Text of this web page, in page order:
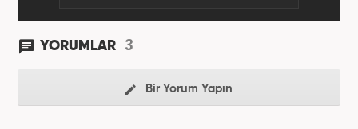
YORUMLAR 3
Bir Yorum Yapın